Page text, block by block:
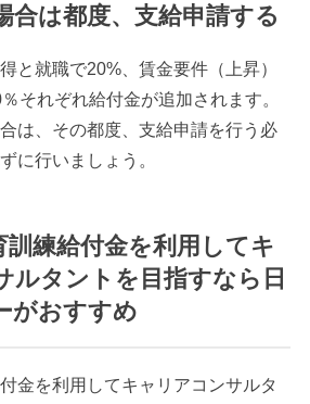
合は都度、支給申請する
と就職で20%、賃金要件（上昇）
それぞれ給付金が追加されます。
は、その都度、支給申請を行う必
に行いましょう。
訓練給付金を利用してキ
ルタントを目指すなら日
がおすすめ
金を利用してキャリアコンサルタ